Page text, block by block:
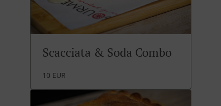
Scacciata & Soda Combo
10 EUR